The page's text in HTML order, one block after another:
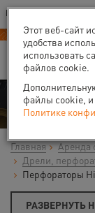
Ваш город:Москва
В Вашем регионе нет
Аренда
Главная
Аренда
Дрели,
Перфораторы
РАЗВЕРНУТЬ
Этот веб-сайт
удобства
использовать
файлов cookie.
файлы cookie, и
Политике